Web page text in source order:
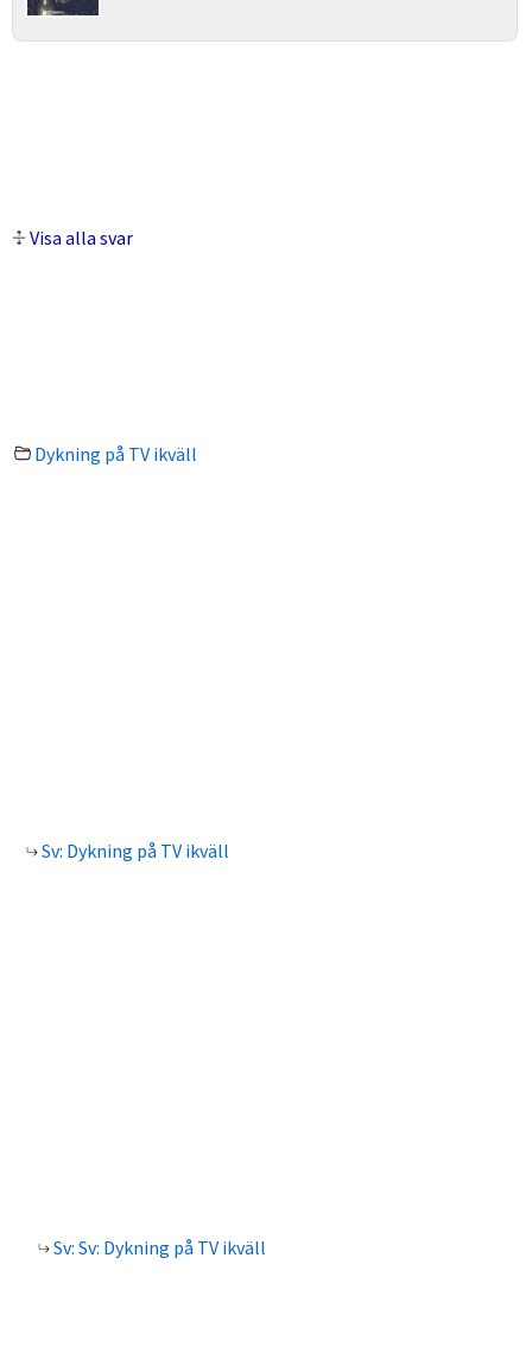
Visa alla svar
Dykning på TV ikväll
Sv: Dykning på TV ikväll
Sv: Sv: Dykning på TV ikväll